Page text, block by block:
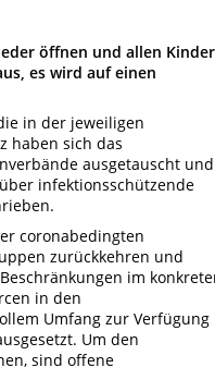
öffnen und allen
es wird auf einen
in der jeweiligen
haben sich das
ausgetauscht und
infektionsschützende
coronabedingten
zurückkehren und
im
in den
Umfang zur Verfügung
Um den
sind offene